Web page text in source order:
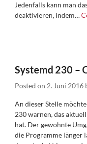
Jedenfalls kann man
deaktivieren, indem…
Systemd 230 –
Posted on 2. Juni 2016
An dieser Stelle
230 warnen, das
hat. Der gewohnte
die Programme länger